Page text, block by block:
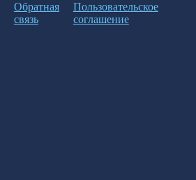
Обратная
связь
Пользовательское
соглашение